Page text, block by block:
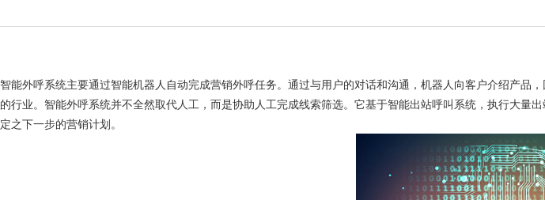
智能外呼系统主要通过智能机器人自动完成营销外呼任务。通过与用户的对话和沟通，机器人向客户介绍产
的行业。智能外呼系统并不全然取代人工，而是协助人工完成线索筛选。它基于智能出站呼叫系统，执行大
定之下一步的营销计划。